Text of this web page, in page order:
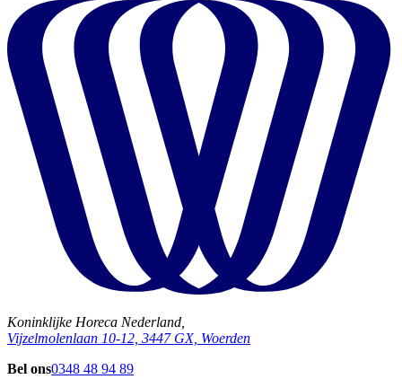
Koninklijke Horeca Nederland,
Vijzelmolenlaan 10-12, 3447 GX, Woerden
Bel ons0348 48 94 89